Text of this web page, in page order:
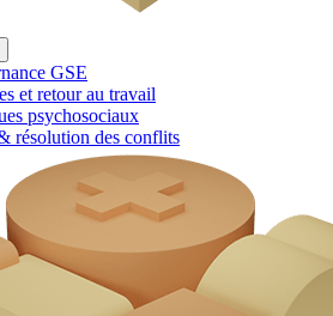
GSE
et retour au travail
psychosociaux
résolution des conflits